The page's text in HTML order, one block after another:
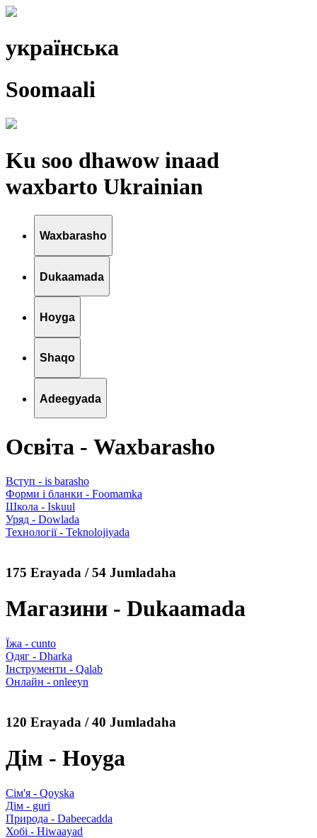
українська
Soomaali
Ku soo dhawow inaad
waxbarto Ukrainian
Waxbarasho
Dukaamada
Hoyga
Shaqo
Adeegyada
Освіта - Waxbarasho
Вступ - is barasho
Форми і бланки - Foomamka
Школа - Iskuul
Уряд - Dowlada
Технології - Teknolojiyada
175 Erayada / 54 Jumladaha
Магазини - Dukaamada
Їжа - cunto
Одяг - Dharka
Інструменти - Qalab
Онлайн - onleeyn
120 Erayada / 40 Jumladaha
Дім - Hoyga
Сім'я - Qoyska
Дім - guri
Природа - Dabeecadda
Хобі - Hiwaayad